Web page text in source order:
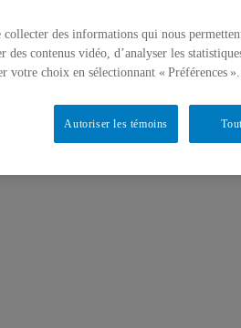
des informations qui nous
contenus vidéo, d’analyser les
votre choix en sélectionnant « Préférences ».
Autoriser les témoins